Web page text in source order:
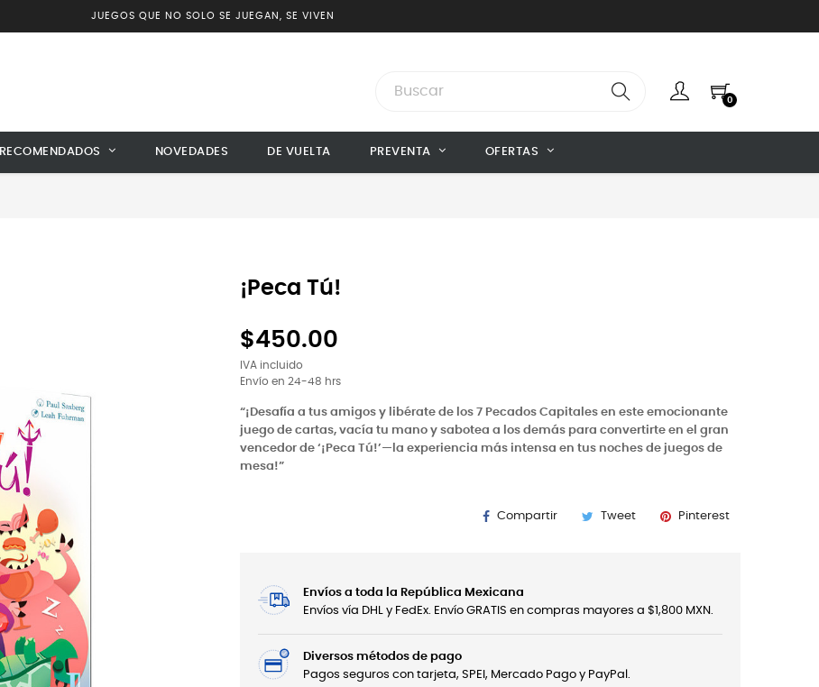
JUEGOS QUE NO SOLO SE JUEGAN, SE VIVEN
0
RECOMENDADOS NOVEDADES DE VUELTA PREVENTA OFERTAS
¡Peca Tú!
$450.00
IVA incluido
Envío en 24-48 hrs
“¡Desafía a tus amigos y libérate de los 7 Pecados Capitales en este emocionante
juego de cartas, vacía tu mano y sabotea a los demás para convertirte en el gran
vencedor de ‘¡Peca Tú!’—la experiencia más intensa en tus noches de juegos de
mesa!”
Compartir Tweet Pinterest
Envíos a toda la República Mexicana
Envíos vía DHL y FedEx. Envío GRATIS en compras mayores a $1,800 MXN.
Diversos métodos de pago
Pagos seguros con tarjeta, SPEI, Mercado Pago y PayPal.